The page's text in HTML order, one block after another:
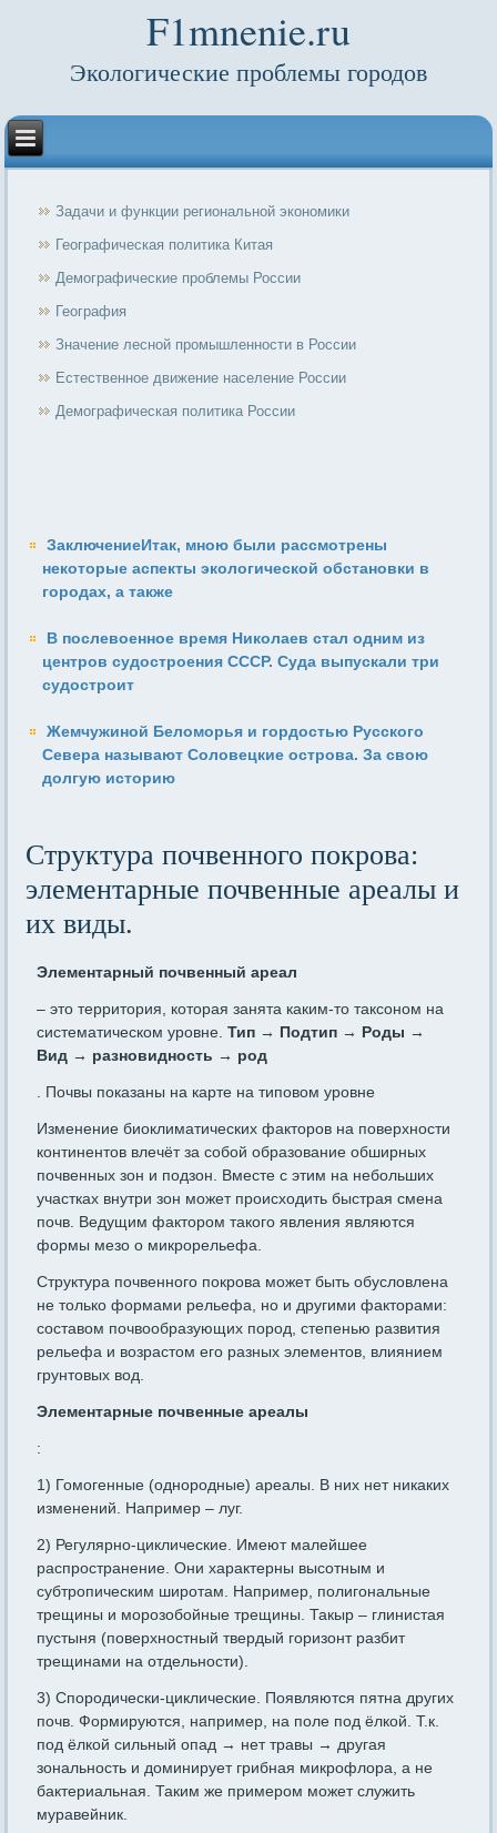
F1mnenie.ru
Экологические проблемы городов
Задачи и функции региональной экономики
Географическая политика Китая
Демографические проблемы России
География
Значение лесной промышленности в России
Естественное движение население России
Демографическая политика России
ЗаключениеИтак, мною были рассмотрены
некоторые аспекты экологической обстановки в
городах, а также
В послевоенное время Николаев стал одним из
центров судостроения СССР. Суда выпускали три
судостроит
Жемчужиной Беломорья и гордостью Русского
Севера называют Соловецкие острова. За свою
долгую историю
Структура почвенного покрова:
элементарные почвенные ареалы и
их виды.
Элементарный почвенный ареал
– это территория, которая занята каким-то таксоном на
систематическом уровне.Тип → Подтип → Роды →
Вид → разновидность → род
. Почвы показаны на карте на типовом уровне
Изменение биоклиматических факторов на поверхности
континентов влечёт за собой образование обширных
почвенных зон и подзон. Вместе с этим на небольших
участках внутри зон может происходить быстрая смена
почв. Ведущим фактором такого явления являются
формы мезо о микрорельефа.
Структура почвенного покрова может быть обусловлена
не только формами рельефа, но и другими факторами:
составом почвообразующих пород, степенью развития
рельефа и возрастом его разных элементов, влиянием
грунтовых вод.
Элементарные почвенные ареалы
:
1) Гомогенные (однородные) ареалы. В них нет никаких
изменений. Например – луг.
2) Регулярно-циклические. Имеют малейшее
распространение. Они характерны высотным и
субтропическим широтам. Например, полигональные
трещины и морозобойные трещины. Такыр – глинистая
пустыня (поверхностный твердый горизонт разбит
трещинами на отдельности).
3) Спородически-циклические. Появляются пятна других
почв. Формируются, например, на поле под ёлкой. Т.к.
под ёлкой сильный опад → нет травы → другая
зональность и доминирует грибная микрофлора, а не
бактериальная. Таким же примером может служить
муравейник.